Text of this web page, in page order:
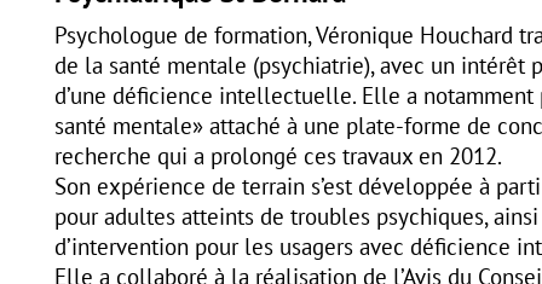
navigation
Psychologue de formation, Véronique Houchard
de la santé mentale (psychiatrie), avec un
d’une déficience intellectuelle. Elle a
santé mentale» attaché à une plate-forme de
recherche qui a prolongé ces travaux en 2012.
Son expérience de terrain s’est développée à
pour adultes atteints de troubles psychiques,
d’intervention pour les usagers avec déficience
Elle a collaboré à la réalisation de l’Avis du